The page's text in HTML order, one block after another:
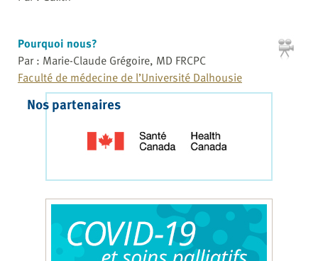
Pourquoi nous?
Par : Marie-Claude Grégoire, MD FRCPC
Faculté de médecine de l’Université Dalhousie
Nos partenaires